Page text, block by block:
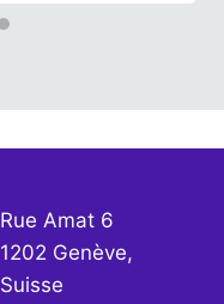
Rue Amat 6
1202 Genève,
Suisse